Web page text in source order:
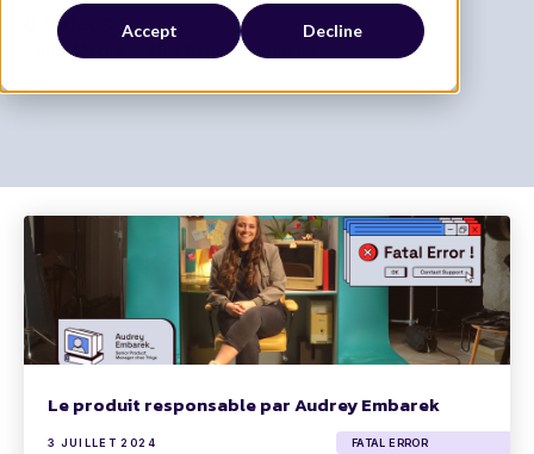
Accept Decline
Vidéos
Thiga Media Nos Séries Originales
Le produit responsable par Audrey Embarek
3 JUILLET 2024 FATAL ERROR